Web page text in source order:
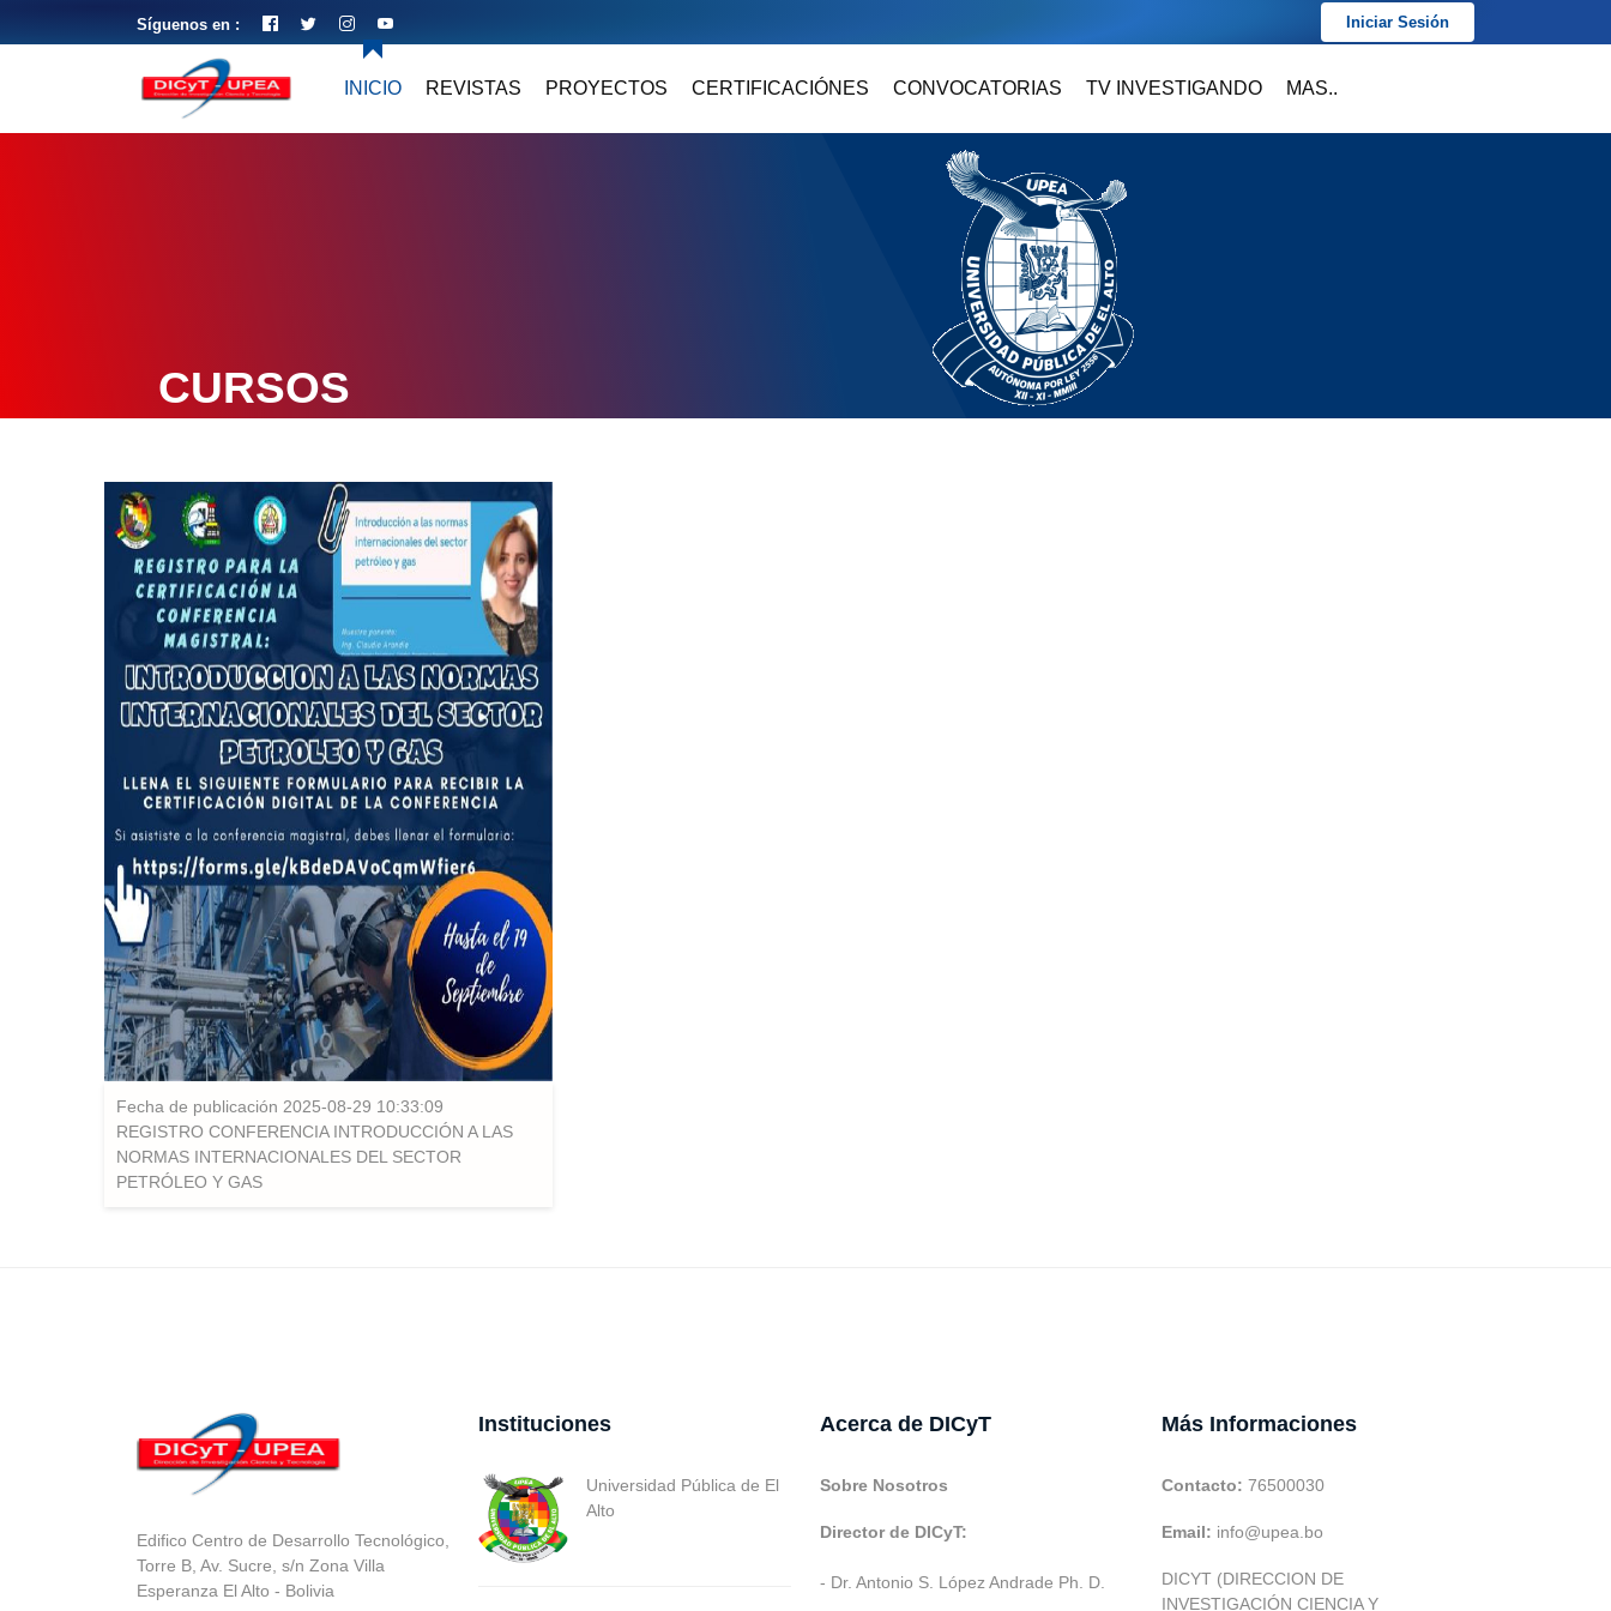
Síguenos en : Iniciar Sesión
INICIO REVISTAS PROYECTOS CERTIFICACIÓNES CONVOCATORIAS TV INVESTIGANDO MAS..
CURSOS
Fecha de publicación 2025-08-29 10:33:09
REGISTRO CONFERENCIA INTRODUCCIÓN A LAS
NORMAS INTERNACIONALES DEL SECTOR
PETRÓLEO Y GAS
Edifico Centro de Desarrollo Tecnológico,
Torre B, Av. Sucre, s/n Zona Villa
Esperanza El Alto - Bolivia
Instituciones
Universidad Pública de El
Alto
Acerca de DICyT
Sobre Nosotros
Director de DICyT:
- Dr. Antonio S. López Andrade Ph. D.
Más Informaciones
Contacto: 76500030
Email: info@upea.bo
DICYT (DIRECCION DE
INVESTIGACIÓN CIENCIA Y